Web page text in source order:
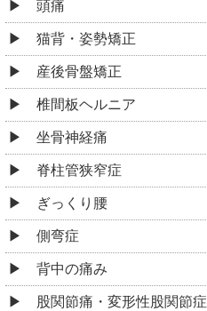
頭痛
猫背・姿勢矯正
産後骨盤矯正
椎間板ヘルニア
坐骨神経痛
脊柱管狭窄症
ぎっくり腰
側弯症
背中の痛み
股関節痛・変形性股関節症